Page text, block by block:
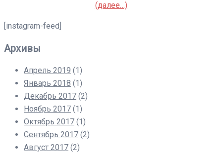
(далее…)
[instagram-feed]
Архивы
Апрель 2019 (1)
Январь 2018 (1)
Декабрь 2017 (2)
Ноябрь 2017 (1)
Октябрь 2017 (1)
Сентябрь 2017 (2)
Август 2017 (2)